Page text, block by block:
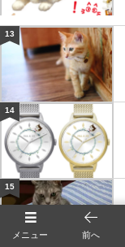
13
14
15
メニュー 前へ